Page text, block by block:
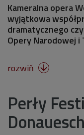
Kameralna opera
wyjątkowa
dramatycznego
Opery Narodowej
rozwiń 
Perły